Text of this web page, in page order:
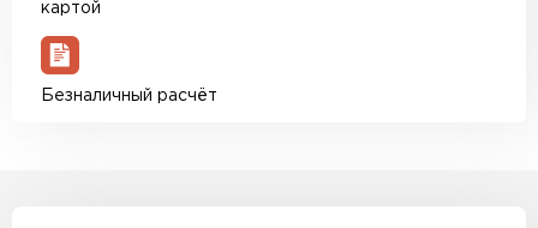
картой
Безналичный расчёт